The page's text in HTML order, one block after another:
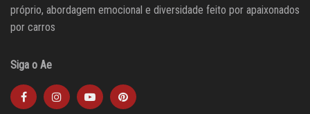
próprio, abordagem emocional e diversidade feito por apaixonados
por carros
Siga o Ae